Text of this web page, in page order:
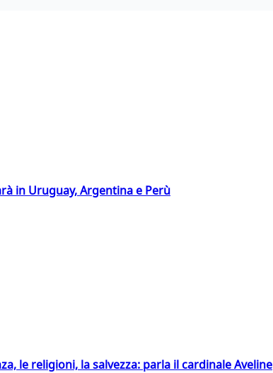
in Uruguay, Argentina e Perù
le religioni, la salvezza: parla il cardinale Aveline